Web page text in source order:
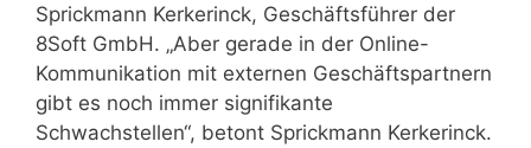
Sprickmann Kerkerinck, Geschäftsführer der
8Soft GmbH. „Aber gerade in der Online-
Kommunikation mit externen Geschäftspartnern
gibt es noch immer signifikante
Schwachstellen“, betont Sprickmann Kerkerinck.